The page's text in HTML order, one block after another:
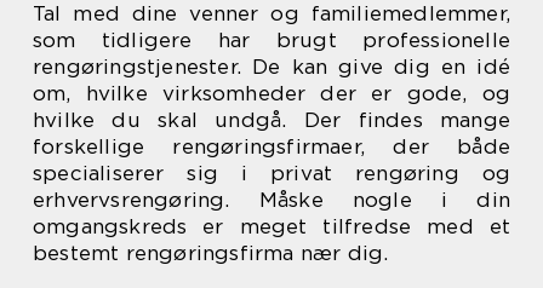
Tal med dine venner og familiemedlemmer,
som tidligere har brugt professionelle
rengøringstjenester. De kan give dig en idé
om, hvilke virksomheder der er gode, og
hvilke du skal undgå. Der findes mange
forskellige rengøringsfirmaer, der både
specialiserer sig i privat rengøring og
erhvervsrengøring. Måske nogle i din
omgangskreds er meget tilfredse med et
bestemt rengøringsfirma nær dig.